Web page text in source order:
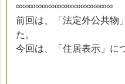
∞∞∞∞∞∞∞∞∞∞∞∞∞∞∞
前回は、「法定外公共物
た。
今回は、「住居表示」に